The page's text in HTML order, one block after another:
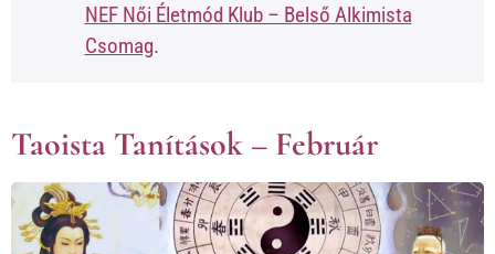
NEF Női Életmód Klub – Belső Alkimista
Csomag.
Taoista Tanítások – Február